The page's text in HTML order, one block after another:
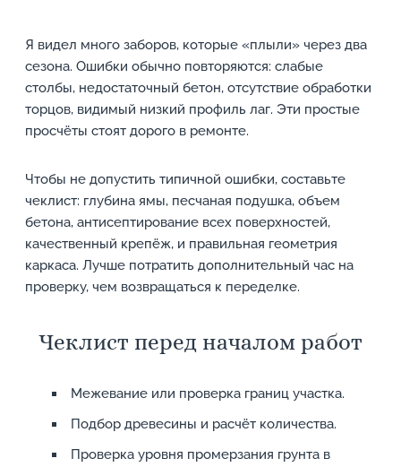
Я видел много заборов, которые «плыли» через два
сезона. Ошибки обычно повторяются: слабые
столбы, недостаточный бетон, отсутствие обработки
торцов, видимый низкий профиль лаг. Эти простые
просчёты стоят дорого в ремонте.
Чтобы не допустить типичной ошибки, составьте
чеклист: глубина ямы, песчаная подушка, объем
бетона, антисептирование всех поверхностей,
качественный крепёж, и правильная геометрия
каркаса. Лучше потратить дополнительный час на
проверку, чем возвращаться к переделке.
Чеклист перед началом работ
Межевание или проверка границ участка.
Подбор древесины и расчёт количества.
Проверка уровня промерзания грунта в